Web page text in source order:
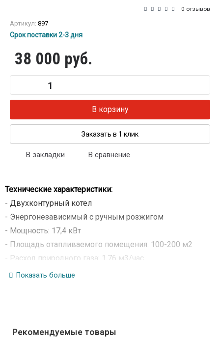
0 отзывов
Артикул: 897
Срок поставки 2-3 дня
38 000 руб.
В корзину
Заказать в 1 клик
В закладки В сравнение
Технические характеристики:
- Двухконтурный котел
- Энергонезависимый с ручным розжигом
- Мощность: 17,4 кВт
- Площадь отапливаемого помещения: 100-200 м2
- Расход природного газа: 1,76 м3/час
- Расход сжиженного газа: 1,21 м3/час
- Диаметр дымохода: 125 мм
Показать больше
Рекомендуемые товары